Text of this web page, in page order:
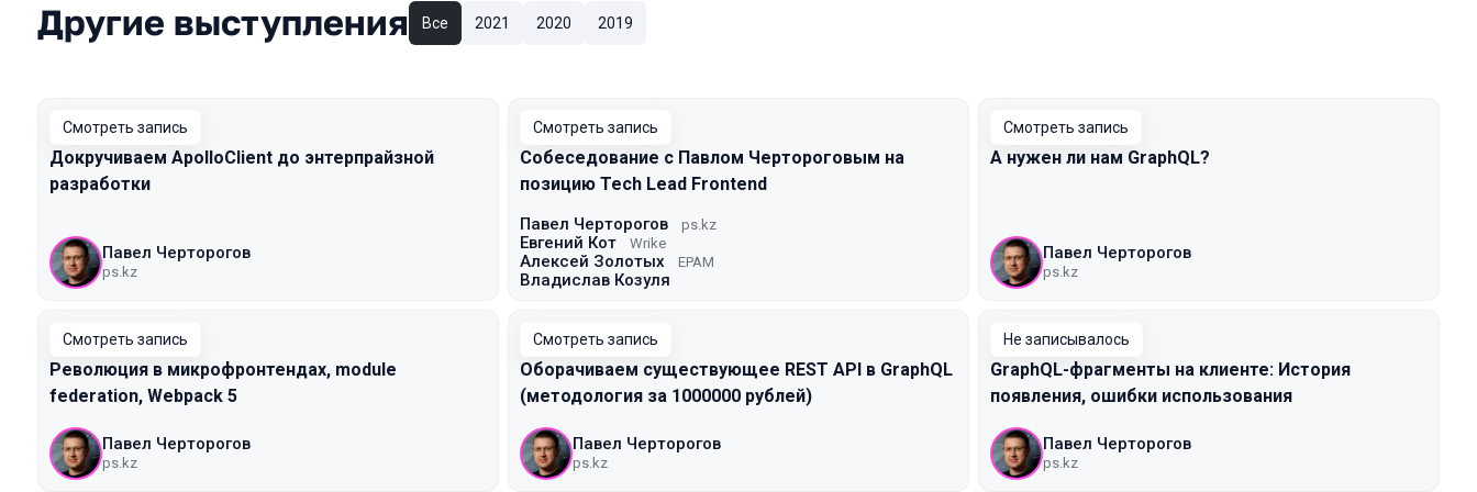
Другие выступления Все 2021 2020 2019
Смотреть запись
Докручиваем ApolloClient до энтерпрайзной
разработки
Павел Черторогов
ps.kz
Смотреть запись
Собеседование с Павлом Чертороговым на
позицию Tech Lead Frontend
Павел Черторогов ps.kz
Евгений Кот Wrike
Алексей Золотых EPAM
Владислав Козуля
Смотреть запись
А нужен ли нам GraphQL?
Павел Черторогов
ps.kz
Смотреть запись
Революция в микрофронтендах, module
federation, Webpack 5
Павел Черторогов
ps.kz
Смотреть запись
Оборачиваем существующее REST API в GraphQL
(методология за 1000000 рублей)
Павел Черторогов
ps.kz
Не записывалось
GraphQL-фрагменты на клиенте: История
появления, ошибки использования
Павел Черторогов
ps.kz